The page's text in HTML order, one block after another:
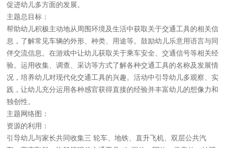
促进幼儿多方面的发展。
主题总目标：
帮助幼儿积极主动地从周围环境及生活中获取关于交通工具的相关信
息，了解常见车辆的外形、种类、用途等。鼓励幼儿乐意用语言与同
伴交流信息。在游戏中让幼儿获取关于乘车安全、交通信号等相关经
验。运用收集、调查、采访等方式了解各种交通工具的名称及发展情
况，培养幼儿对现代化交通工具的兴趣。活动中引导幼儿多观察、实
践，让幼儿充分运用各种感官获得直接的经验并丰富幼儿的想像力和
独创性。
主题网络图：
资源的利用：
引导幼儿与家长共同收集三 轮车、地铁、直升飞机、双层公共汽